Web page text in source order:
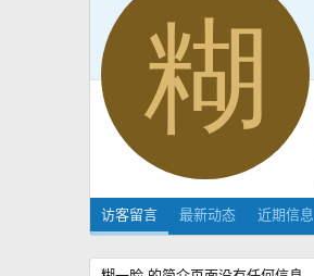
糊
访客留言 最新动态 近期信息